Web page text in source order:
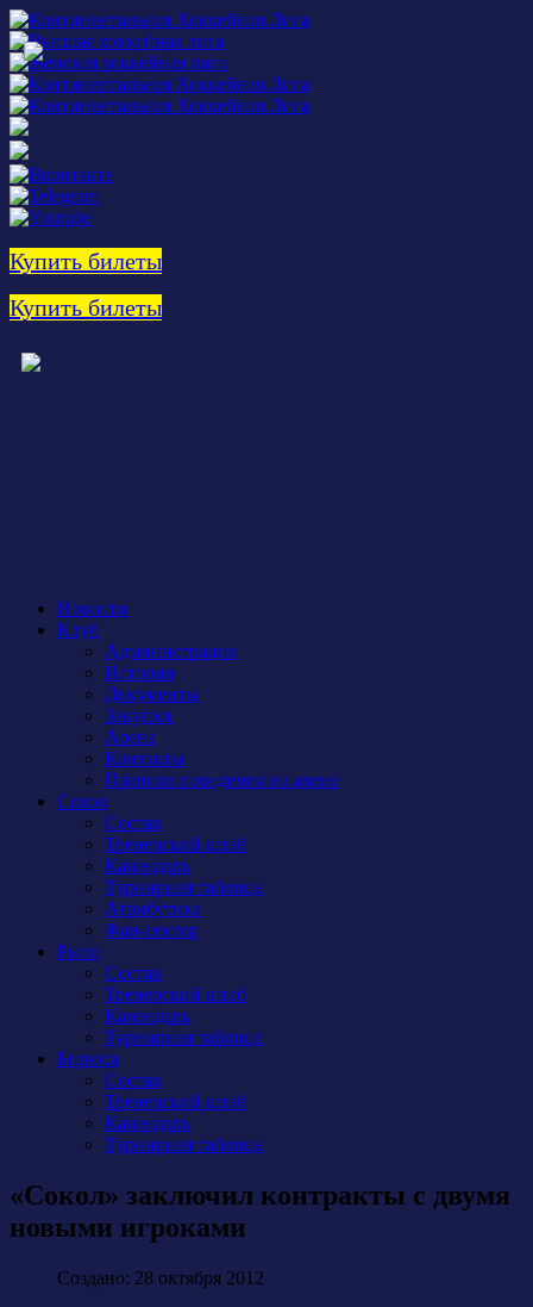
Купить билеты
Купить билеты
Новости
Клуб
Администрация
История
Документы
Закупки
Арена
Контакты
Правила поведения на арене
Сокол
Состав
Тренерский штаб
Календарь
Турнирная таблица
Атрибутика
Фан-сектор
Рыси
Состав
Тренерский штаб
Календарь
Турнирная таблица
Бирюса
Состав
Тренерский штаб
Календарь
Турнирная таблица
«Сокол» заключил контракты с двумя
новыми игроками
Создано: 28 октября 2012